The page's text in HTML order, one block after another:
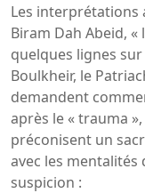
Les
Biram Dah Abeid,
quelques lignes
Boulkheir, le
demandent
après le « trauma »,
préconisent un
avec les mentalités
suspicion :